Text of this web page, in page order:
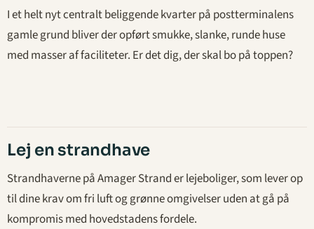
I et helt nyt centralt beliggende kvarter på postterminalens
gamle grund bliver der opført smukke, slanke, runde huse
med masser af faciliteter. Er det dig, der skal bo på toppen?
Lej en strandhave
Strandhaverne på Amager Strand er lejeboliger, som lever op
til dine krav om fri luft og grønne omgivelser uden at gå på
kompromis med hovedstadens fordele.